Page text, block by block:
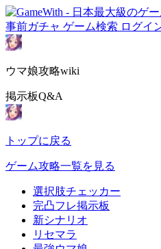
事前ガチャ ゲーム検索 ログイ
ウマ娘攻略wiki
掲示板Q&A
トップに戻る
ゲーム攻略一覧を見る
選択肢チェッカー
完凸フレ掲示板
新シナリオ
リセマラ